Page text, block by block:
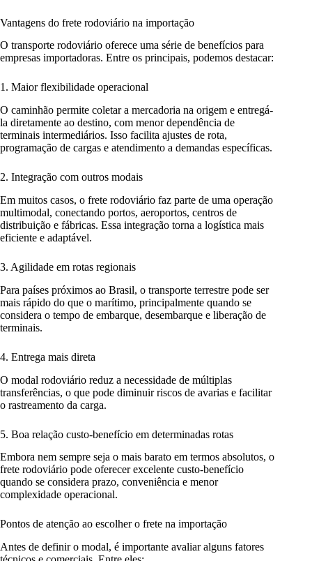
Vantagens do frete rodoviário na importação
O transporte rodoviário oferece uma série de benefícios para
empresas importadoras. Entre os principais, podemos destacar:
1. Maior flexibilidade operacional
O caminhão permite coletar a mercadoria na origem e entregá-
la diretamente ao destino, com menor dependência de
terminais intermediários. Isso facilita ajustes de rota,
programação de cargas e atendimento a demandas específicas.
2. Integração com outros modais
Em muitos casos, o frete rodoviário faz parte de uma operação
multimodal, conectando portos, aeroportos, centros de
distribuição e fábricas. Essa integração torna a logística mais
eficiente e adaptável.
3. Agilidade em rotas regionais
Para países próximos ao Brasil, o transporte terrestre pode ser
mais rápido do que o marítimo, principalmente quando se
considera o tempo de embarque, desembarque e liberação de
terminais.
4. Entrega mais direta
O modal rodoviário reduz a necessidade de múltiplas
transferências, o que pode diminuir riscos de avarias e facilitar
o rastreamento da carga.
5. Boa relação custo-benefício em determinadas rotas
Embora nem sempre seja o mais barato em termos absolutos, o
frete rodoviário pode oferecer excelente custo-benefício
quando se considera prazo, conveniência e menor
complexidade operacional.
Pontos de atenção ao escolher o frete na importação
Antes de definir o modal, é importante avaliar alguns fatores